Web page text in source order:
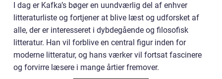
I dag er Kafka’s bøger en uundværlig del af enhver
litteraturliste og fortjener at blive læst og udforsket af
alle, der er interesseret i dybdegående og filosofisk
litteratur. Han vil forblive en central figur inden for
moderne litteratur, og hans værker vil fortsat fascinere
og forvirre læsere i mange årtier fremover.